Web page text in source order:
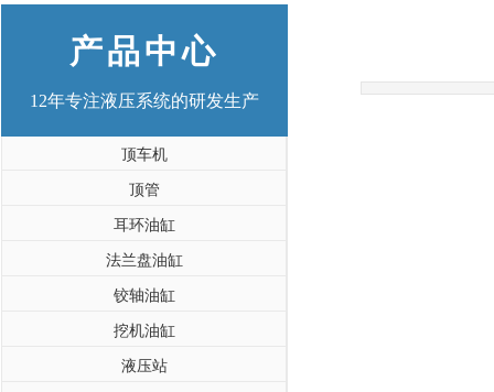
产品中心
12年专注液压系统的研发生产
顶车机
顶管
耳环油缸
法兰盘油缸
铰轴油缸
挖机油缸
液压站